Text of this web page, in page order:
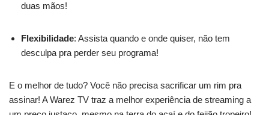
duas mãos!
Flexibilidade: Assista quando e onde quiser, não tem
desculpa pra perder seu programa!
E o melhor de tudo? Você não precisa sacrificar um rim pra
assinar! A Warez TV traz a melhor experiência de streaming a